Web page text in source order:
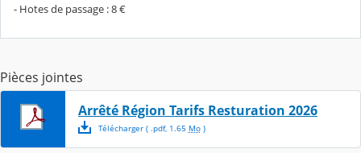
- Hotes de passage : 8 €
Pièces jointes
Arrêté Région Tarifs Resturation 2026
Télécharger( .pdf, 1.65 Mo)